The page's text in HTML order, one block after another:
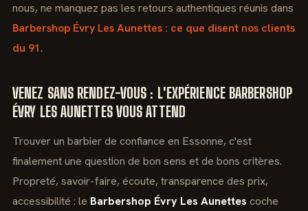
nous, ne manquez pas les retours authentiques réunis dans
Barbershop Évry Les Aunettes : ce que disent nos clients
du 91.
VENEZ SANS RENDEZ-VOUS : L'EXPÉRIENCE BARBERSHOP
ÉVRY LES AUNETTES VOUS ATTEND
Trouver un barbier de confiance en Essonne, c'est
finalement une question de bon sens et de bons critères.
Propreté, savoir-faire, écoute, transparence des prix,
accessibilité : le Barbershop Évry Les Aunettes coche